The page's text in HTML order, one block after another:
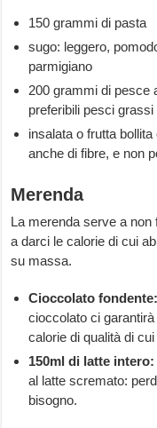
150 grammi di pasta
sugo: leggero,
parmigiano
200 grammi di pesce
preferibili pesci
insalata o frutta
anche di fibre, e non
Merenda
La merenda serve a
a darci le calorie di cui
su massa.
Cioccolato
cioccolato ci
calorie di qualità di
150ml di latte intero:
al latte scremato:
bisogno.